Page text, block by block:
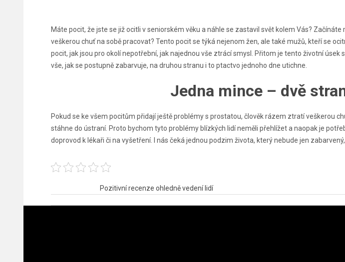
Máte pocit, že jste se již ocitli v seniorském věku a náhle se zastavil svět kolem Vás?
veškerou chuť na sobě pracovat? Tento pocit se týká nejenom žen, ale také mužů, kteří se
pocit, jak jsou pro okolí nepotřební, jak najednou vše ztrácí smysl. Přitom je tento životní úsek
vše, jak se postupně zabarvuje, na druhou stranu i to ptactvo jednoho dne utichne.
Jedna mince – dvě
Pokud se ke všem pocitům přidají ještě problémy s prostatou, člověk rázem ztratí veškerou
stáhne do ústraní. Proto bychom tyto problémy blízkých lidí neměli přehlížet a naopak je
doprovod k lékaři či na vyšetření. I nás čeká jednou podzim života, který nebude jen
Navigace
pro
Pozitivní recenze ohledně vedení lidí